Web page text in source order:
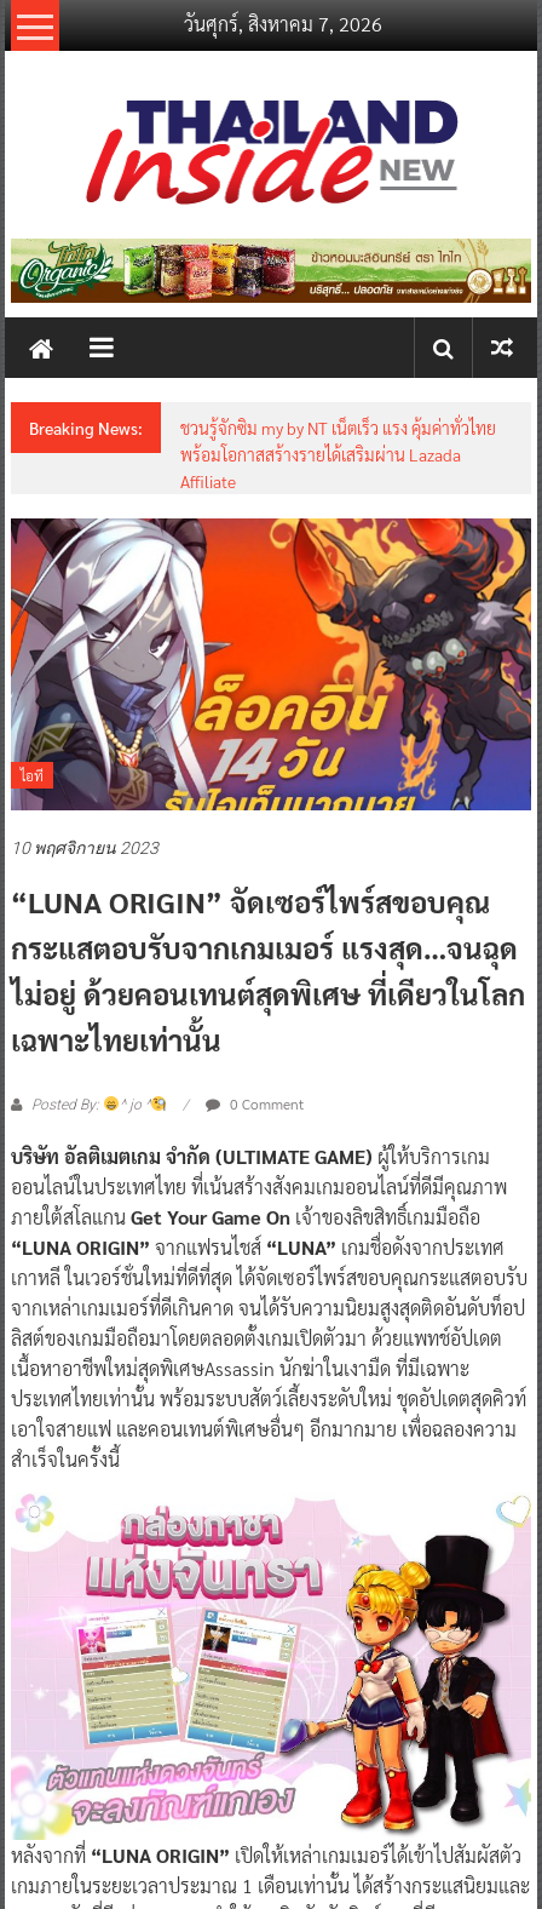
Skip
to
วันศุกร์, สิงหาคม 7, 2026
thailandinsidenew.com
Thailand
New
Breaking News:
ชวนรู้จักซิม my by NT เน็ตเร็ว แรง คุ้มค่าทั่วไทย
พร้อมโอกาสสร้างรายได้เสริมผ่าน Lazada
Affiliate
ไอที
10 พฤศจิกายน 2023
“LUNA ORIGIN” จัดเซอร์ไพร์สขอบคุณ
กระแสตอบรับจากเกมเมอร์ แรงสุด…จนฉุด
ไม่อยู่ ด้วยคอนเทนต์สุดพิเศษ ที่เดียวในโลก
เฉพาะไทยเท่านั้น
Posted By: ^ jo ^ 0 Comment
บริษัท อัลติเมตเกม จำกัด (ULTIMATE GAME) ผู้ให้บริการเกม
ออนไลน์ในประเทศไทย ที่เน้นสร้างสังคมเกมออนไลน์ที่ดีมีคุณภาพ
ภายใต้สโลแกนGet Your Game Onเจ้าของลิขสิทธิ์เกมมือถือ
“LUNA ORIGIN” จากแฟรนไชส์ “LUNA” เกมชื่อดังจากประเทศ
เกาหลี ในเวอร์ชั่นใหม่ที่ดีที่สุด ได้จัดเซอร์ไพร์สขอบคุณกระแสตอบรับ
จากเหล่าเกมเมอร์ที่ดีเกินคาด จนได้รับความนิยมสูงสุดติดอันดับท็อป
ลิสต์ของเกมมือถือมาโดยตลอดตั้งเกมเปิดตัวมา ด้วยแพทช์อัปเดต
เนื้อหาอาชีพใหม่สุดพิเศษAssassin นักฆ่าในเงามืด ที่มีเฉพาะ
ประเทศไทยเท่านั้น พร้อมระบบสัตว์เลี้ยงระดับใหม่ ชุดอัปเดตสุดคิวท์
เอาใจสายแฟ และคอนเทนต์พิเศษอื่นๆ อีกมากมาย เพื่อฉลองความ
สำเร็จในครั้งนี้
หลังจากที่ “LUNA ORIGIN” เปิดให้เหล่าเกมเมอร์ได้เข้าไปสัมผัสตัว
เกมภายในระยะเวลาประมาณ 1 เดือนเท่านั้น ได้สร้างกระแสนิยมและ